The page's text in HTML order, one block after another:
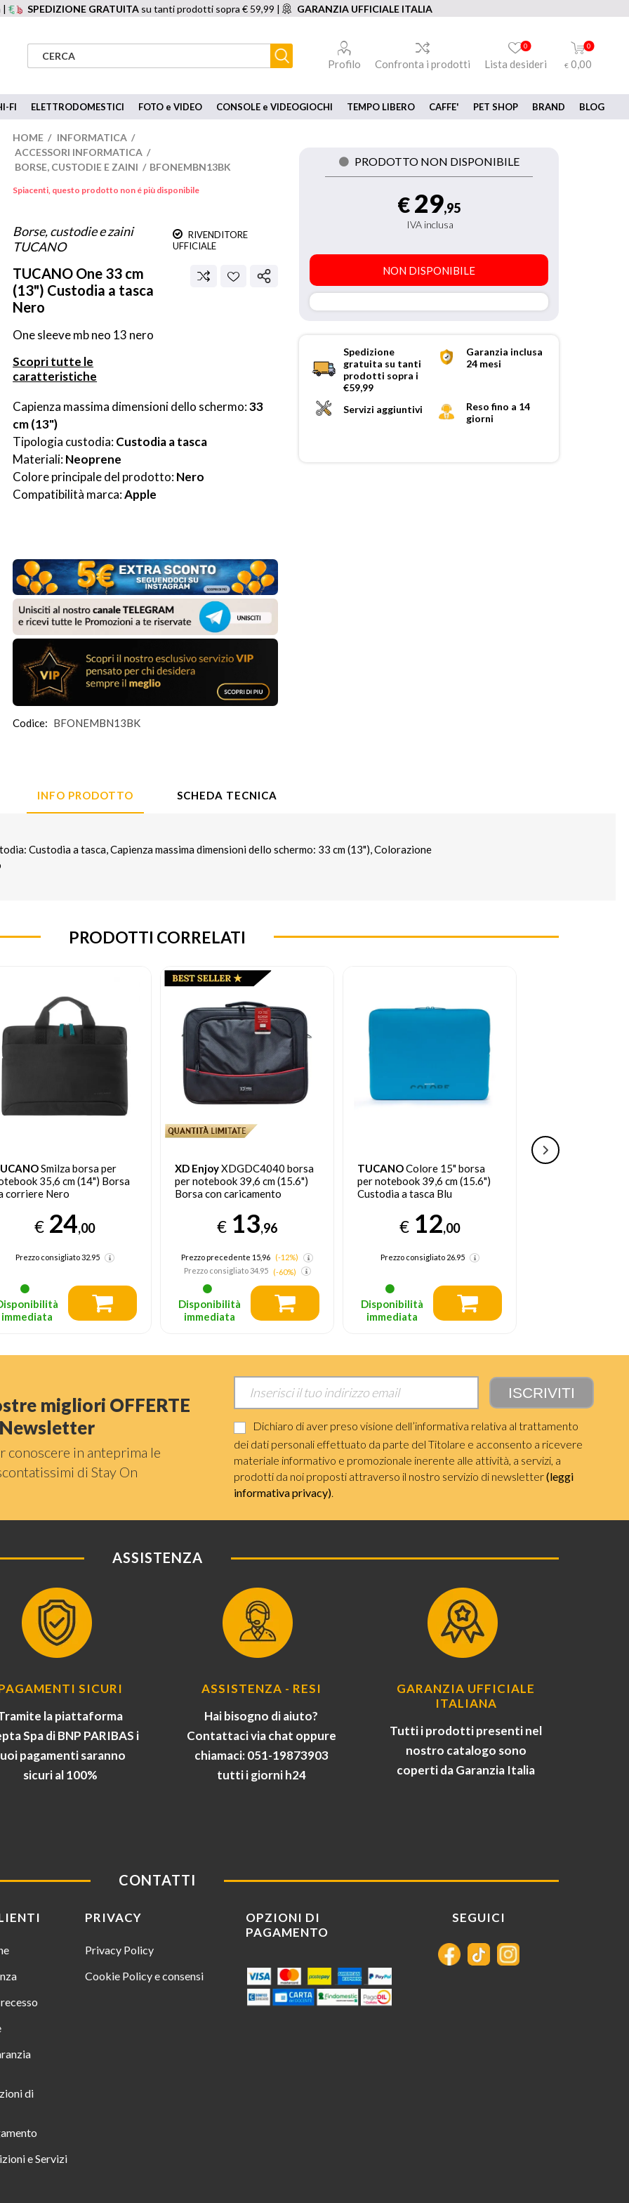
| SPEDIZIONE GRATUITA su tanti prodotti sopra € 59,99 | GARANZIA UFFICIALE ITALIA
Profilo Confronta i prodotti Lista desideri
0 0
€ 0,00
FI ELETTRODOMESTICI FOTO e VIDEO CONSOLE e VIDEOGIOCHI TEMPO LIBERO CAFFE' PET SHOP BRAND BLOG
HOME / INFORMATICA /
ACCESSORI INFORMATICA /
BORSE, CUSTODIE E ZAINI / BFONEMBN13BK
Spiacenti, questo prodotto non é più disponibile
Borse, custodie e zaini
TUCANO
RIVENDITORE
UFFICIALE
TUCANO One 33 cm
(13") Custodia a tasca
Nero
One sleeve mb neo 13 nero
Scopri tutte le
caratteristiche
Capienza massima dimensioni dello schermo: 33
cm (13")
Tipologia custodia: Custodia a tasca
Materiali: Neoprene
Colore principale del prodotto: Nero
Compatibilità marca: Apple
Codice: BFONEMBN13BK
PRODOTTO NON DISPONIBILE
€29,95
IVA inclusa
NON DISPONIBILE
Spedizione
gratuita su tanti
prodotti sopra i
€59,99
Garanzia inclusa
24 mesi
Servizi aggiuntivi
Reso fino a 14
giorni
INFO PRODOTTO SCHEDA TECNICA
Custodia a tasca, Capienza massima dimensioni dello schermo: 33 cm (13"), Colorazione
PRODOTTI CORRELATI
Enjoy XDGDC4040 borsa
notebook 39,6 cm (15.6")
con caricamento
€ 13,96
Prezzo precedente 15,96 (-12%)
immediata
TUCANO Colore 15" borsa
per notebook 39,6 cm (15.6")
Custodia a tasca Blu
€ 12,00
Prezzo consigliato 26.95
Disponibilità
immediata
TUCANOIdea borsa per
notebook 39,6 cm (15.6")
Valigetta ventiquattrore Blu
€ 16,99
Prezzo consigliato29.95
Disponibilità
immediata
migliori OFFERTE
conoscere in anteprima le
di Stay On
Dichiaro di aver preso visione dell’informativa relativa al trattamento
dei dati personali effettuato da parte del Titolare e acconsento a ricevere
materiale informativo e promozionale inerente alle attività, a servizi, a
prodotti da noi proposti attraverso il nostro servizio di newsletter(leggi
informativa privacy).
ASSISTENZA
SICURI
la piattaforma
Spa di BNP PARIBAS i
pagamenti saranno
sicuri al 100%
ASSISTENZA - RESI
Hai bisogno di aiuto?
Contattaci via chat oppure
chiamaci: 051-19873903
tutti i giorni h24
GARANZIA UFFICIALE
ITALIANA
Tutti i prodotti presenti nel
nostro catalogo sono
coperti da Garanzia Italia
CONTATTI
di
e Servizi
PRIVACY
Privacy Policy
Cookie Policy e consensi
OPZIONI DI
PAGAMENTO
SEGUICI